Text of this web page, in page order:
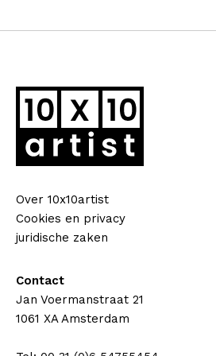
Over 10x10artist
Cookies en privacy
juridische zaken
Contact
Jan Voermanstraat 21
1061 XA Amsterdam